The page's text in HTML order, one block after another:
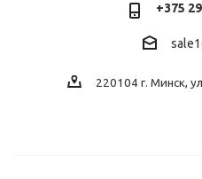
+375
220104 г. Минск,